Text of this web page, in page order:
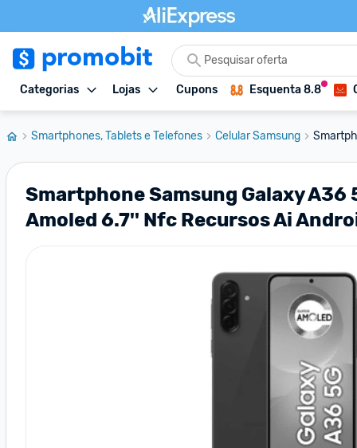
Categorias Lojas Cupons Esquenta 8.8
Smartphones, Tablets e Telefones Celular Samsung
Smartphone Samsung Galaxy A36
Amoled 6.7'' Nfc Recursos Ai